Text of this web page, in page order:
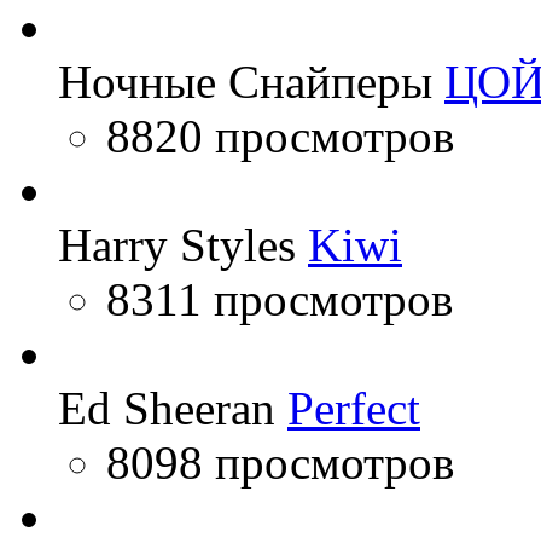
Ночные Снайперы
8820 просмотров
Harry Styles Kiwi
8311 просмотров
Ed Sheeran Perfect
8098 просмотров